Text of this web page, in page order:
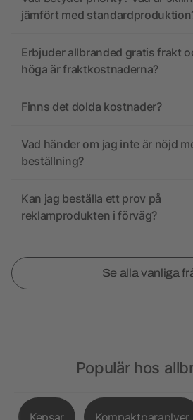
jämfört med
Erbjuder allbranded gratis frakt
höga är fraktkostnaderna?
Finns det dolda kostnader?
Vad händer om jag inte är nöjd
beställning?
Kan jag beställa ett prov på
reklamprodukten i förväg?
Se alla vanliga
Populär hos